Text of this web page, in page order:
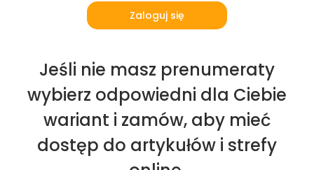
Zaloguj się
Jeśli nie masz prenumeraty
wybierz odpowiedni dla Ciebie
wariant i zamów, aby mieć
dostęp do artykułów i strefy